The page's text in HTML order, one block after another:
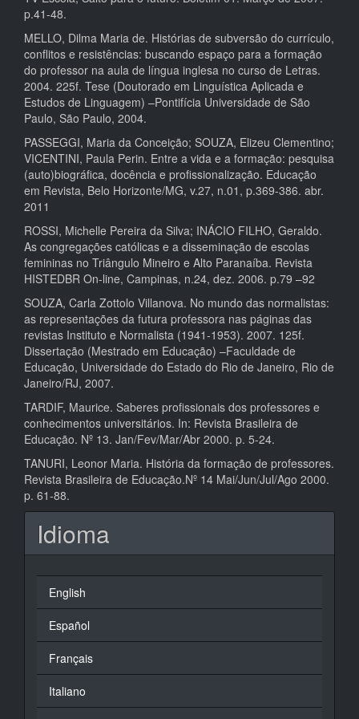
p.41-48.
MELLO, Dilma Maria de. Histórias de subversão do currículo,
conflitos e resistências: buscando espaço para a formação
do professor na aula de língua inglesa no curso de Letras.
2004. 225f. Tese (Doutorado em Linguística Aplicada e
Estudos de Linguagem) –Pontifícia Universidade de São
Paulo, São Paulo, 2004.
PASSEGGI, Maria da Conceição; SOUZA, Elizeu Clementino;
VICENTINI, Paula Perin. Entre a vida e a formação: pesquisa
(auto)biográfica, docência e profissionalização. Educação
em Revista, Belo Horizonte/MG, v.27, n.01, p.369-386. abr.
2011
ROSSI, Michelle Pereira da Silva; INÁCIO FILHO, Geraldo.
As congregações católicas e a disseminação de escolas
femininas no Triângulo Mineiro e Alto Paranaíba. Revista
HISTEDBR On-line, Campinas, n.24, dez. 2006. p.79 –92
SOUZA, Carla Zottolo Villanova. No mundo das normalistas:
as representações da futura professora nas páginas das
revistas Instituto e Normalista (1941-1953). 2007. 125f.
Dissertação (Mestrado em Educação) –Faculdade de
Educação, Universidade do Estado do Rio de Janeiro, Rio de
Janeiro/RJ, 2007.
TARDIF, Maurice. Saberes profissionais dos professores e
conhecimentos universitários. In: Revista Brasileira de
Educação. Nº 13. Jan/Fev/Mar/Abr 2000. p. 5-24.
TANURI, Leonor Maria. História da formação de professores.
Revista Brasileira de Educação.Nº 14 Mai/Jun/Jul/Ago 2000.
p. 61-88.
Idioma
English
Español
Français
Italiano